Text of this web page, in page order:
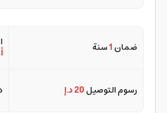
ضمان1سنة
رسوم التوصيل20 د.إ